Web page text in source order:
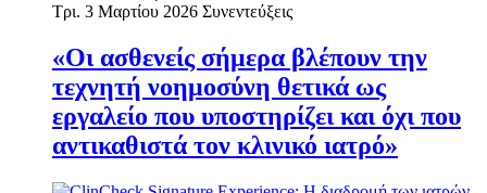
Τρι. 3 Μαρτίου 2026 Συνεντεύξεις
«Οι ασθενείς σήμερα βλέπουν την
τεχνητή νοημοσύνη θετικά ως
εργαλείο που υποστηρίζει και όχι που
αντικαθιστά τον κλινικό ιατρό»